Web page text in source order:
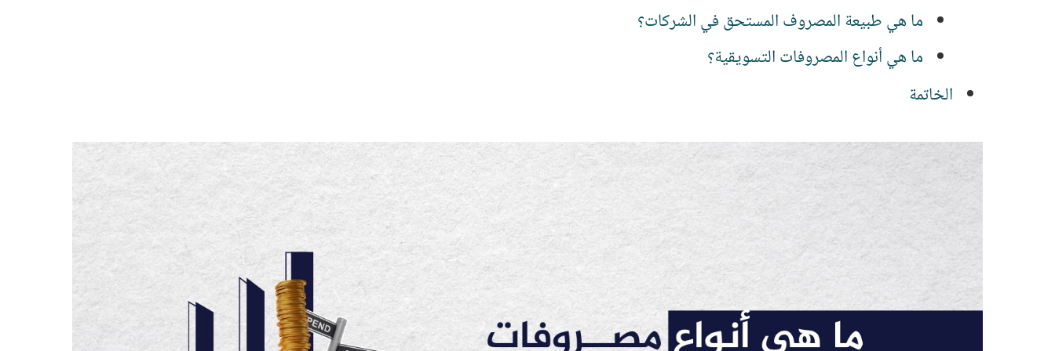
ما هي طبيعة المصروف المستحق في الشركات؟
ما هي أنواع المصروفات التسويقية؟
الخاتمة